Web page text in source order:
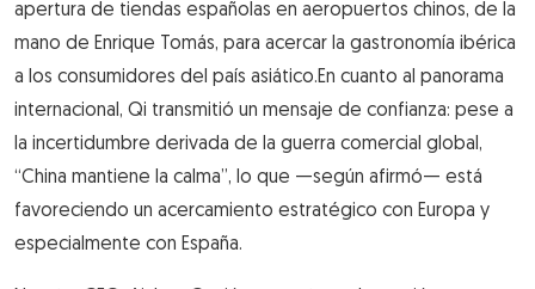
apertura de tiendas españolas en aeropuertos chinos, de la
mano de Enrique Tomás, para acercar la gastronomía ibérica
a los consumidores del país asiático.En cuanto al panorama
internacional, Qi transmitió un mensaje de confianza: pese a
la incertidumbre derivada de la guerra comercial global,
“China mantiene la calma”, lo que —según afirmó— está
favoreciendo un acercamiento estratégico con Europa y
especialmente con España.